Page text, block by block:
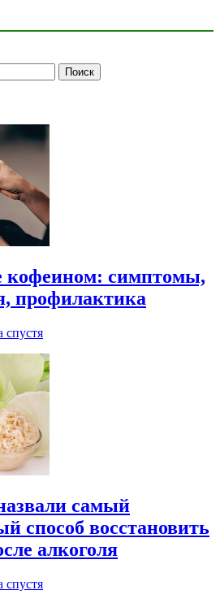
кофеином: симптомы,
профилактика
спустя
самый
способ восстановить
алкоголя
спустя